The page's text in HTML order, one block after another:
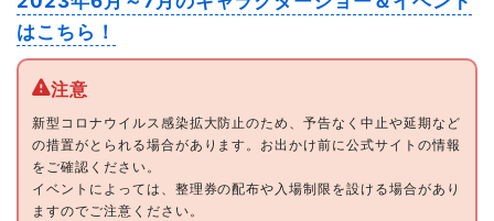
はこちら！
新型コロナウイルス感染拡大防止のため、予告なく中止や延期など
の措置がとられる場合があります。お出かけ前に公式サイトの情報
をご確認ください。
イベントによっては、整理券の配布や入場制限を設ける場合があり
ますのでご注意ください。